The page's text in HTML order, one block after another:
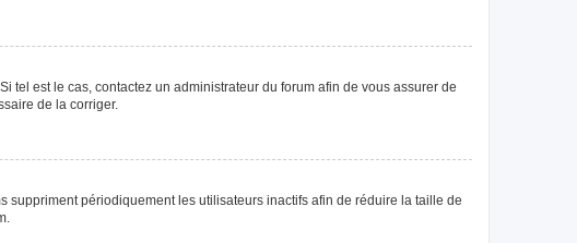
tel est le cas, contactez un administrateur du forum afin de vous assurer de
de la corriger.
suppriment périodiquement les utilisateurs inactifs afin de réduire la taille de